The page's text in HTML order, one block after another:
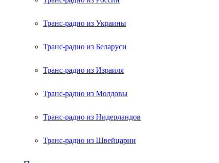
Транс-радио из Украины
Транс-радио из Беларуси
Транс-радио из Израиля
Транс-радио из Молдовы
Транс-радио из Нидерландов
Транс-радио из Швейцарии